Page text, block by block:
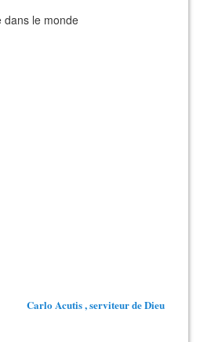
dans le monde
Carlo Acutis , serviteur de Dieu